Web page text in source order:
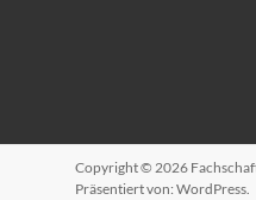
Copyright © 2026
Präsentiert von: WordPress.